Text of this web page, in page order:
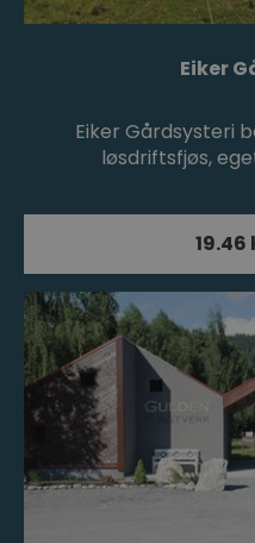
Eiker
Eiker Gårdsysteri
løsdriftsfjøs,